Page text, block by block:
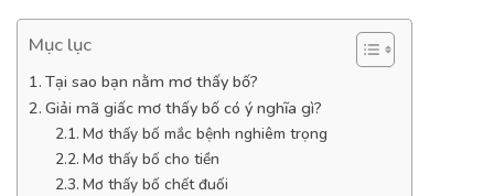
Mục lục
Tại sao bạn nằm mơ thấy bố?
Giải mã giấc mơ thấy bố có ý nghĩa gì?
Mơ thấy bố mắc bệnh nghiêm trọng
Mơ thấy bố cho tiền
Mơ thấy bố chết đuối